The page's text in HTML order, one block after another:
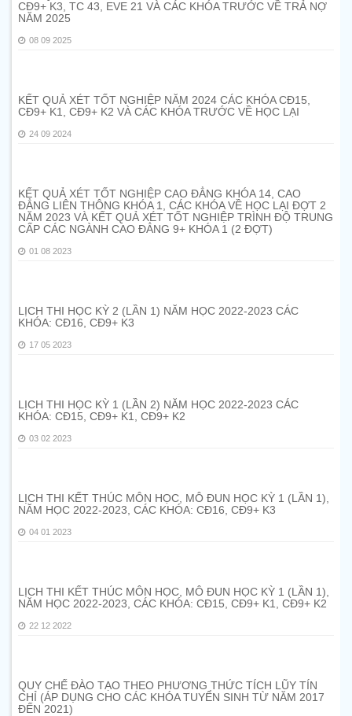
CĐ9+ K3, TC 43, EVE 21 VÀ CÁC KHÓA TRƯỚC VỀ TRẢ NỢ
NĂM 2025
08 09 2025
KẾT QUẢ XÉT TỐT NGHIỆP NĂM 2024 CÁC KHÓA CĐ15,
CĐ9+ K1, CĐ9+ K2 VÀ CÁC KHÓA TRƯỚC VỀ HỌC LẠI
24 09 2024
KẾT QUẢ XÉT TỐT NGHIỆP CAO ĐẲNG KHÓA 14, CAO
ĐẲNG LIÊN THÔNG KHÓA 1, CÁC KHÓA VỀ HỌC LẠI ĐỢT 2
NĂM 2023 VÀ KẾT QUẢ XÉT TỐT NGHIỆP TRÌNH ĐỘ TRUNG
CẤP CÁC NGÀNH CAO ĐẲNG 9+ KHÓA 1 (2 ĐỢT)
01 08 2023
LỊCH THI HỌC KỲ 2 (LẦN 1) NĂM HỌC 2022-2023 CÁC
KHÓA: CĐ16, CĐ9+ K3
17 05 2023
LỊCH THI HỌC KỲ 1 (LẦN 2) NĂM HỌC 2022-2023 CÁC
KHÓA: CĐ15, CĐ9+ K1, CĐ9+ K2
03 02 2023
LỊCH THI KẾT THÚC MÔN HỌC, MÔ ĐUN HỌC KỲ 1 (LẦN 1),
NĂM HỌC 2022-2023, CÁC KHÓA: CĐ16, CĐ9+ K3
04 01 2023
LỊCH THI KẾT THÚC MÔN HỌC, MÔ ĐUN HỌC KỲ 1 (LẦN 1),
NĂM HỌC 2022-2023, CÁC KHÓA: CĐ15, CĐ9+ K1, CĐ9+ K2
22 12 2022
QUY CHẾ ĐÀO TẠO THEO PHƯƠNG THỨC TÍCH LŨY TÍN
CHỈ (ÁP DỤNG CHO CÁC KHÓA TUYỂN SINH TỪ NĂM 2017
ĐẾN 2021)